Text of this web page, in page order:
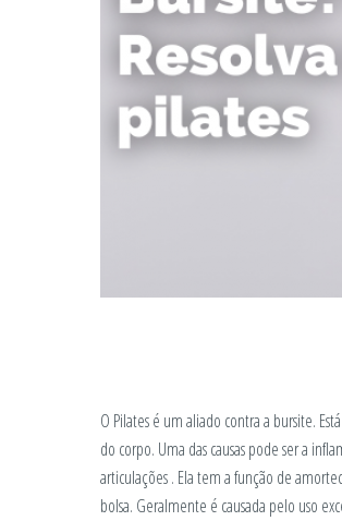
O Pilates é um aliado contra a bursite.
do corpo. Uma das causas pode ser a
articulações . Ela tem a função de
bolsa. Geralmente é causada pelo uso